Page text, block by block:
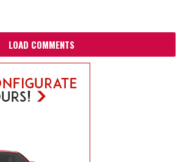
LOAD COMMENTS